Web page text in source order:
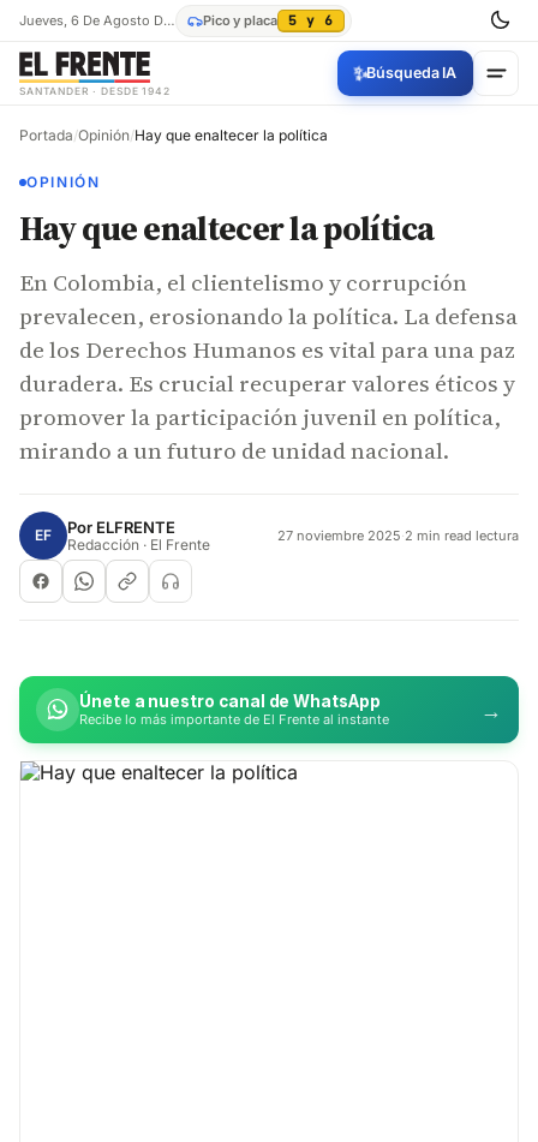
Jueves, 6 De Agosto De 2026 Pico y placa 5 y 6
SANTANDER · DESDE 1942
✨Búsqueda IA
Portada/Opinión/Hay que enaltecer la política
OPINIÓN
Hay que enaltecer la política
En Colombia, el clientelismo y corrupción
prevalecen, erosionando la política. La defensa
de los Derechos Humanos es vital para una paz
duradera. Es crucial recuperar valores éticos y
promover la participación juvenil en política,
mirando a un futuro de unidad nacional.
EF Por ELFRENTE
Redacción · El Frente 27 noviembre 2025·2 min read lectura
Únete a nuestro canal de WhatsApp
Recibe lo más importante de El Frente al instante →